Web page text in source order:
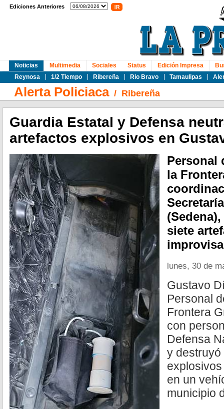
Ediciones Anteriores
Noticias
Reynosa
1/2 Tiempo Ribereña Rio Bravo Tamaulipas
Multimedia Sociales Status Edición Impresa
Alerta Policiaca/ Ribereña
Guardia Estatal y Defensa
artefactos explosivos en
Personal
la
siete
lunes, 30 de
Gustavo
Personal
Frontera
con
Defensa
y destruyó
en un
municipio